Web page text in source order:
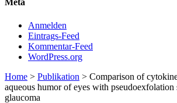
Meta
Anmelden
Eintrags-Feed
Kommentar-Feed
WordPress.org
Home > Publikation > Comparison of
aqueous humor of eyes with pseudoexfolation
glaucoma